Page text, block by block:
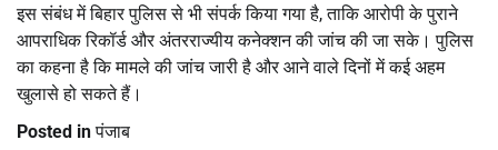
इस संबंध में बिहार पुलिस से भी संपर्क किया गया है, ताकि आरोपी के पुराने
आपराधिक रिकॉर्ड और अंतरराज्यीय कनेक्शन की जांच की जा सके। पुलिस
का कहना है कि मामले की जांच जारी है और आने वाले दिनों में कई अहम
खुलासे हो सकते हैं।
Posted inपंजाब